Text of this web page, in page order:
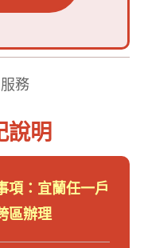
說明
項：宜蘭任一戶
區辦理